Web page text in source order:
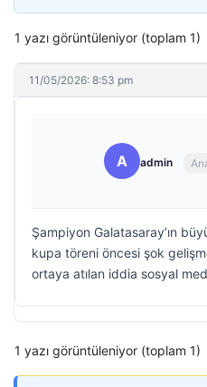
1 yazı görüntüleniyor (toplam 1)
11/05/2026: 8:53 pm
A admin
Şampiyon Galatasaray’ın
kupa töreni öncesi şok
ortaya atılan iddia sosyal
1 yazı görüntüleniyor (toplam 1)